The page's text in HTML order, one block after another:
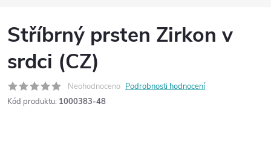
Stříbrný prsten Zirkon v
srdci (CZ)
Neohodnoceno Podrobnosti hodnocení
Kód produktu: 1000383-48